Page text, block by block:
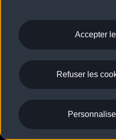
A3 Berline
Ce modèle n'est
commande.
Vous trouverez
stock ici :
Accepter
Refuser les